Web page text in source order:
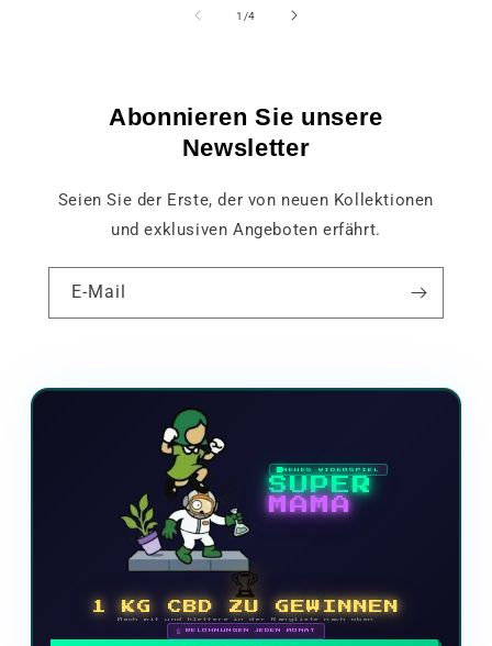
1 /von
4
Abonnieren Sie unsere
Newsletter
Seien Sie der Erste, der von neuen Kollektionen
und exklusiven Angeboten erfährt.
E-Mail
NEUES VIDEOSPIEL
SUPER
MAMA
🏆
1 KG CBD ZU GEWINNEN
Mach mit und klettere in der Rangliste nach oben
🗓 BELOHNUNGEN JEDEN MONAT